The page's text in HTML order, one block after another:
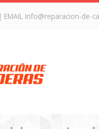
| EMAIL info@reparacion-de-